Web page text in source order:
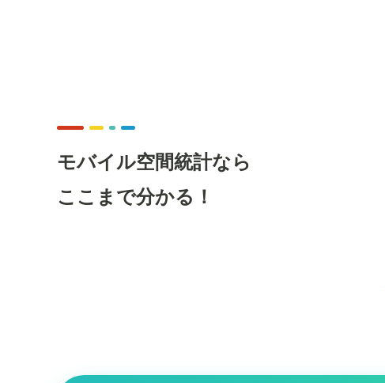
モバイル空間統計なら
ここまで分かる！